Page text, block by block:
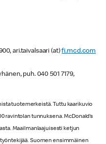
ari.taivalsaari (at)fi.mcd.com
puh. 040 501 7179,
tuotemerkeistä. Tuttu kaarikuvio
ravintolan tunnuksena. McDonald’s
Maailmanlaajuisesti ketjun
Suomen ensimmäinen